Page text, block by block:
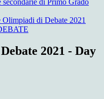
di Primo Grado
di Debate 2021
2021 - Day